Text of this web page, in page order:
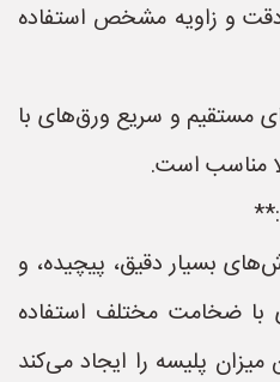
و زاویه مشخص استفاده
مستقیم و سریع ورق‌های با
مناسب است.
بسیار دقیق، پیچیده، و
با ضخامت مختلف استفاده
پلیسه را ایجاد می‌کند